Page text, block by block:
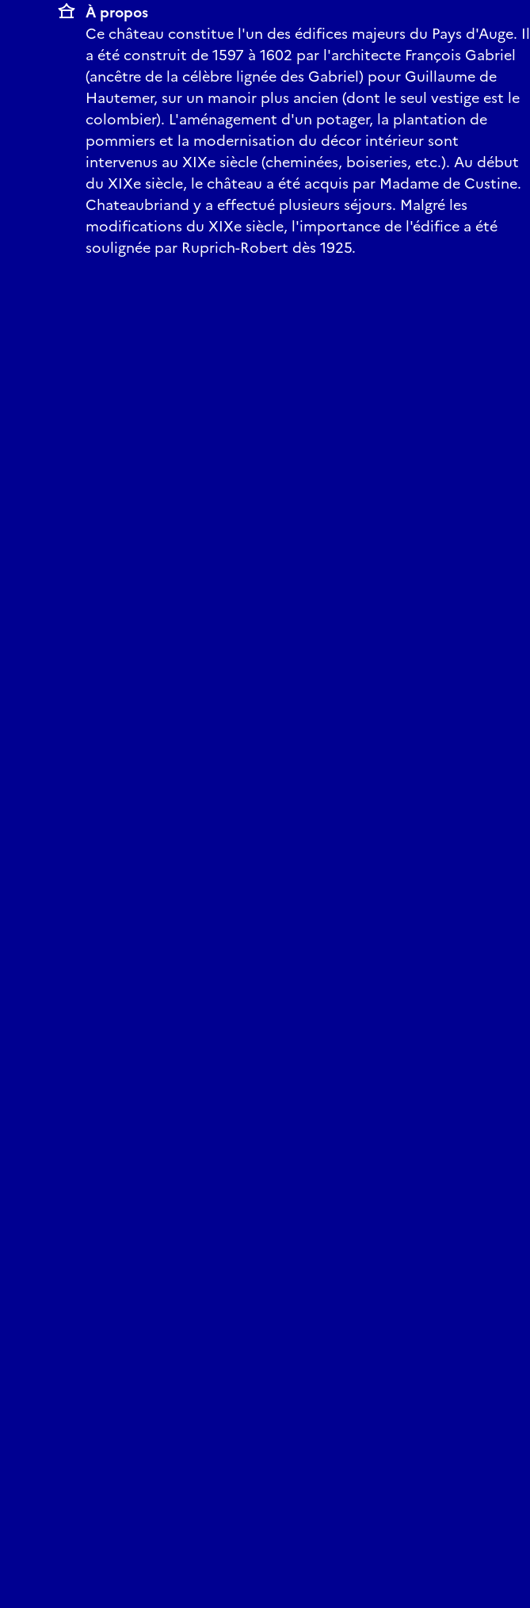
À propos
Ce château constitue l'un des édifices majeurs du Pays d'Auge. Il
a été construit de 1597 à 1602 par l'architecte François Gabriel
(ancêtre de la célèbre lignée des Gabriel) pour Guillaume de
Hautemer, sur un manoir plus ancien (dont le seul vestige est le
colombier). L'aménagement d'un potager, la plantation de
pommiers et la modernisation du décor intérieur sont
intervenus au XIXe siècle (cheminées, boiseries, etc.). Au début
du XIXe siècle, le château a été acquis par Madame de Custine.
Chateaubriand y a effectué plusieurs séjours. Malgré les
modifications du XIXe siècle, l'importance de l'édifice a été
soulignée par Ruprich-Robert dès 1925.